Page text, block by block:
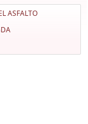
ASFALTO